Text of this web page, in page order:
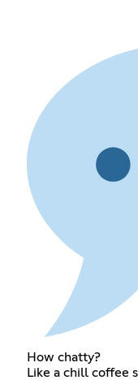
How chatty?
Like a chill coffee